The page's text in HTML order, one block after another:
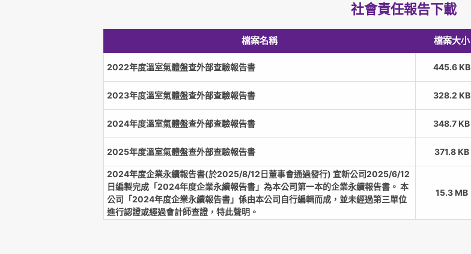
社會責任報告下載
檔案名稱 檔案大小
2022年度溫室氣體盤查外部查驗報告書 445.6 KB
2023年度溫室氣體盤查外部查驗報告書 328.2 KB
2024年度溫室氣體盤查外部查驗報告書 348.7 KB
2025年度溫室氣體盤查外部查驗報告書 371.8 KB
2024年度企業永續報告書(於2025/8/12日董事會通過發行) 宜新公司2025/6/12
日編製完成「2024年度企業永續報告書」為本公司第一本的企業永續報告書。 本
公司「2024年度企業永續報告書」係由本公司自行編輯而成，並未經過第三單位
進行認證或經過會計師查證，特此聲明。
15.3 MB